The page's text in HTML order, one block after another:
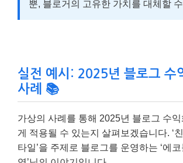
정보 1: ‘에코블로거 김지영’님은
친환경 제품 리뷰, 제로 웨이스트
한 생활 방식에 대한 블로그를 운영
만원 미만의 수익을 얻었습니다.
정보 2: 2025년, AI 기반 키워드 분
하여 ‘지속 가능한 패션 브랜드 추천